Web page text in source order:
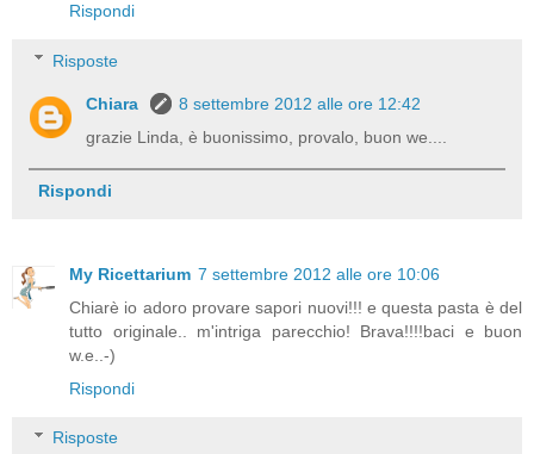
Rispondi
Risposte
Chiara
8 settembre 2012 alle ore 12:42
grazie Linda, è buonissimo, provalo, buon we....
Rispondi
My Ricettarium 7 settembre 2012 alle ore 10:06
Chiarè io adoro provare sapori nuovi!!! e questa pasta è del
tutto originale.. m'intriga parecchio! Brava!!!!baci e buon
w.e..-)
Rispondi
Risposte